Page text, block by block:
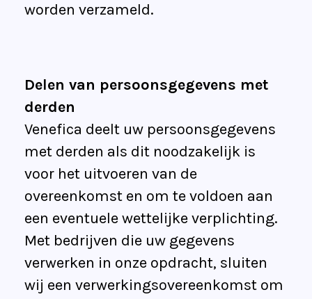
worden verzameld.
Delen van persoonsgegevens met
derden
Venefica deelt uw persoonsgegevens
met derden als dit noodzakelijk is
voor het uitvoeren van de
overeenkomst en om te voldoen aan
een eventuele wettelijke verplichting.
Met bedrijven die uw gegevens
verwerken in onze opdracht, sluiten
wij een verwerkingsovereenkomst om